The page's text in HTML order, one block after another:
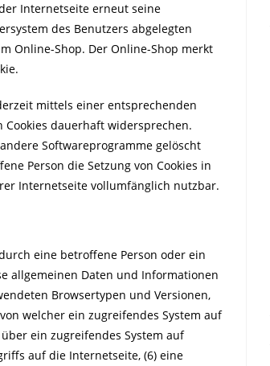
Internetseite erneut seine
des Benutzers abgelegten
Online-Shop. Der Online-Shop merkt
mittels einer entsprechenden
dauerhaft widersprechen.
Softwareprogramme gelöscht
Person die Setzung von Cookies in
Internetseite vollumfänglich nutzbar.
eine betroffene Person oder ein
allgemeinen Daten und Informationen
Browsertypen und Versionen,
welcher ein zugreifendes System auf
ein zugreifendes System auf
auf die Internetseite, (6) eine